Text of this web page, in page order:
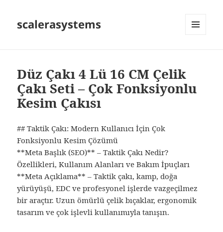
scalerasystems
Düz Çakı 4 Lü 16 CM Çelik
Çakı Seti – Çok Fonksiyonlu
Kesim Çakısı
## Taktik Çakı: Modern Kullanıcı İçin Çok
Fonksiyonlu Kesim Çözümü
**Meta Başlık (SEO)** – Taktik Çakı Nedir?
Özellikleri, Kullanım Alanları ve Bakım İpuçları
**Meta Açıklama** – Taktik çakı, kamp, doğa
yürüyüşü, EDC ve profesyonel işlerde vazgeçilmez
bir araçtır. Uzun ömürlü çelik bıçaklar, ergonomik
tasarım ve çok işlevli kullanımıyla tanışın.